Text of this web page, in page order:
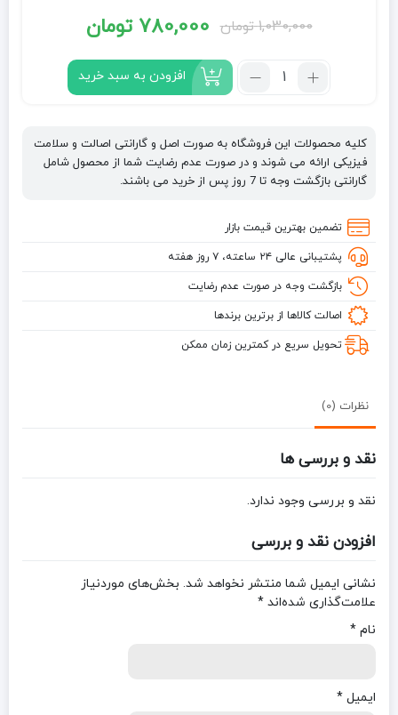
1,030,000 تومان
قیمت
اصلی:
1,030,000 تومان
780,000 تومان
قیمت
فعلی:
780,000 تومان.
تعداد:
خوشبوکننده
EYFEL
با
کتان
۱۲۰
میل
افزودن به سبد خرید
کلیه محصولات این فروشگاه به صورت اصل و گارانتی اصالت و سلامت
فیزیکی ارائه می شوند و در صورت عدم رضایت شما از محصول شامل
گارانتی بازگشت وجه تا 7 روز پس از خرید می باشند.
تضمین بهترین قیمت بازار
پشتیبانی عالی ۲۴ ساعته، ۷ روز هفته
بازگشت وجه در صورت عدم رضایت
اصالت کالاها از برترین برندها
تحویل سریع در کمترین زمان ممکن
نظرات (0)
نقد و بررسی ها
نقد و بررسی وجود ندارد.
افزودن نقد و بررسی
نشانی ایمیل شما منتشر نخواهد شد. بخش‌های موردنیاز
علامت‌گذاری شده‌اند *
نام *
ایمیل *